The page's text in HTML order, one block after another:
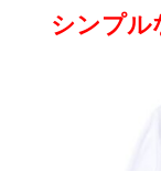
シンプル